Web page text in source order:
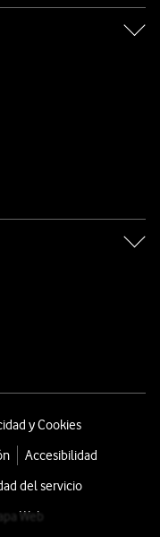
y Cookies
Accesibilidad
del servicio
Web